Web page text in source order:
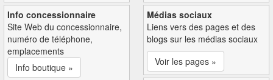
Info concessionnaire
Site Web du concessionnaire,
numéro de téléphone,
emplacements
Info boutique »
Médias sociaux
Liens vers des pages et des
blogs sur les médias sociaux
Voir les pages »